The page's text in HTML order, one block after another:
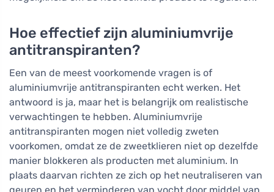
Hoe effectief zijn aluminiumvrije
antitranspiranten?
Een van de meest voorkomende vragen is of
aluminiumvrije antitranspiranten echt werken. Het
antwoord is ja, maar het is belangrijk om realistische
verwachtingen te hebben. Aluminiumvrije
antitranspiranten mogen niet volledig zweten
voorkomen, omdat ze de zweetklieren niet op dezelfde
manier blokkeren als producten met aluminium. In
plaats daarvan richten ze zich op het neutraliseren van